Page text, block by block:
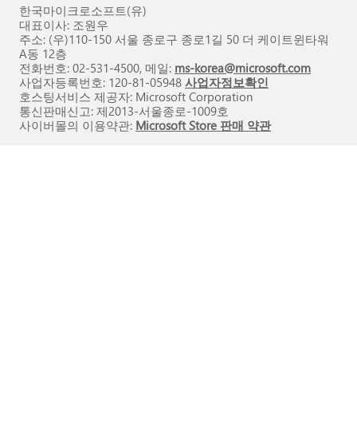
한국마이크로소프트(유)
대표이사: 조원우
주소: (우)110-150 서울 종로구 종로1길 50 더 케이트윈타워
A동 12층
전화번호: 02-531-4500, 메일: ms-korea@microsoft.com
사업자등록번호: 120-81-05948사업자정보확인
호스팅서비스 제공자: Microsoft Corporation
통신판매신고: 제2013-서울종로-1009호
사이버몰의 이용약관: Microsoft Store 판매 약관